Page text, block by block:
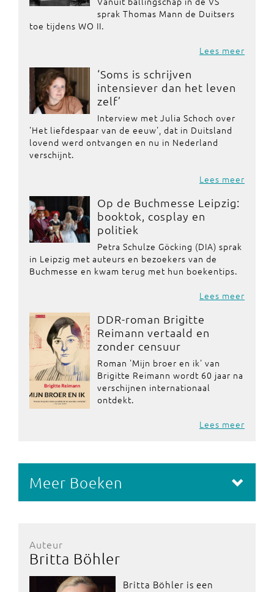
sprak Thomas Mann de Duitsers
toe tijdens WO II.
Lees meer
‘Soms is schrijven
intensiever dan het leven
zelf’
Interview met Julia Schoch over
'Het liefdespaar van de eeuw', dat in Duitsland
lovend werd ontvangen en nu in Nederland
verschijnt.
Lees meer
Op de Buchmesse Leipzig:
booktok, cosplay en
politiek
Petra Schulze Göcking (DIA) sprak
in Leipzig met auteurs en bezoekers van de
Buchmesse en kwam terug met hun boekentips.
Lees meer
DDR-roman Brigitte
Reimann vertaald en
zonder censuur
Roman 'Mijn broer en ik' van
Brigitte Reimann wordt 60 jaar na
verschijnen internationaal
ontdekt.
Lees meer
Meer Boeken
Auteur
Britta Böhler
Britta Böhler is een